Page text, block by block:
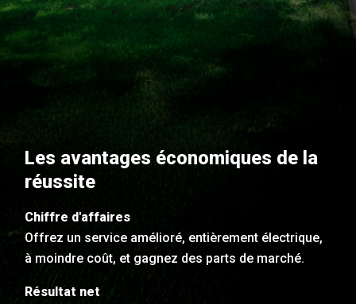
Les avantages économiques de la
réussite
Chiffre d'affaires
Offrez un service amélioré, entièrement électrique,
à moindre coût, et gagnez des parts de marché.
Résultat net